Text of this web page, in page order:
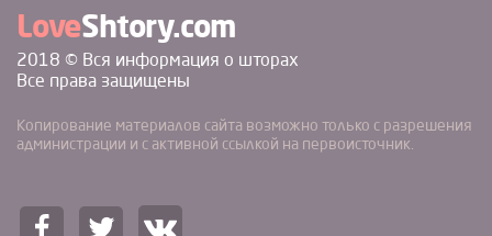
LoveShtory.com
2018 © Вся информация о шторах
Все права защищены
Копирование материалов сайта возможно только с разрешения
администрации и с активной ссылкой на первоисточник.